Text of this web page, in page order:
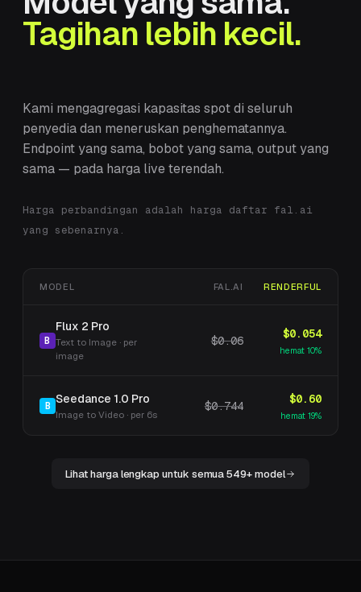
Tagihan lebih kecil.
Kami mengagregasi kapasitas spot di seluruh
penyedia dan meneruskan penghematannya.
Endpoint yang sama, bobot yang sama, output yang
sama — pada harga live terendah.
Harga perbandingan adalah harga daftar fal.ai
yang sebenarnya.
MODEL FAL.AI RENDERFUL
B
Flux 2 Pro
Text to Image· per
image
$0.06 $0.054
hemat 10%
B Seedance 1.0 Pro
Image to Video · per 6s
$0.744 $0.60
hemat 19%
Lihat harga lengkap untuk semua 549+ model